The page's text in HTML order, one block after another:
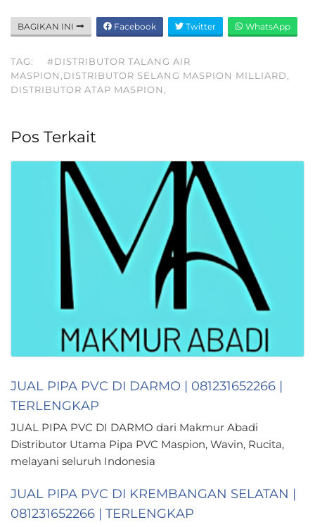
BAGIKAN INI Facebook Twitter WhatsApp
TAG:
#DISTRIBUTOR TALANG AIR
MASPION,DISTRIBUTOR SELANG MASPION MILLIARD,
DISTRIBUTOR ATAP MASPION,
Pos Terkait
JUAL PIPA PVC DI DARMO | 081231652266 |
TERLENGKAP
JUAL PIPA PVC DI DARMO dari Makmur Abadi
Distributor Utama Pipa PVC Maspion, Wavin, Rucita,
melayani seluruh Indonesia
JUAL PIPA PVC DI KREMBANGAN SELATAN |
081231652266 | TERLENGKAP